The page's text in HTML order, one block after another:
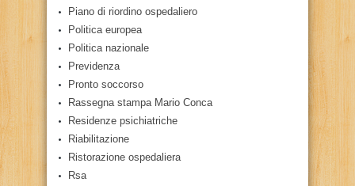
Piano di riordino ospedaliero
Politica europea
Politica nazionale
Previdenza
Pronto soccorso
Rassegna stampa Mario Conca
Residenze psichiatriche
Riabilitazione
Ristorazione ospedaliera
Rsa